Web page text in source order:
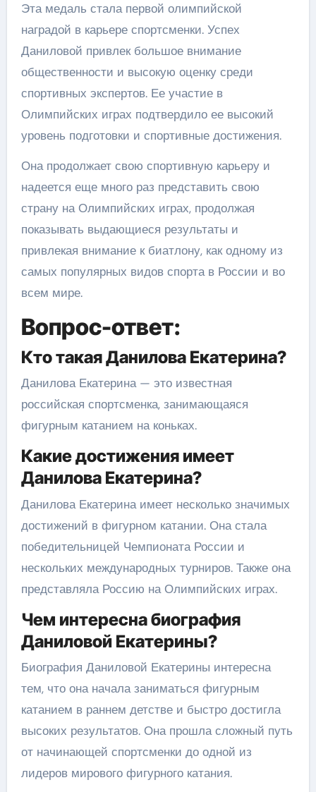
Эта медаль стала первой олимпийской
наградой в карьере спортсменки. Успех
Даниловой привлек большое внимание
общественности и высокую оценку среди
спортивных экспертов. Ее участие в
Олимпийских играх подтвердило ее высокий
уровень подготовки и спортивные достижения.
Она продолжает свою спортивную карьеру и
надеется еще много раз представить свою
страну на Олимпийских играх, продолжая
показывать выдающиеся результаты и
привлекая внимание к биатлону, как одному из
самых популярных видов спорта в России и во
всем мире.
Вопрос-ответ:
Кто такая Данилова Екатерина?
Данилова Екатерина — это известная
российская спортсменка, занимающаяся
фигурным катанием на коньках.
Какие достижения имеет
Данилова Екатерина?
Данилова Екатерина имеет несколько значимых
достижений в фигурном катании. Она стала
победительницей Чемпионата России и
нескольких международных турниров. Также она
представляла Россию на Олимпийских играх.
Чем интересна биография
Даниловой Екатерины?
Биография Даниловой Екатерины интересна
тем, что она начала заниматься фигурным
катанием в раннем детстве и быстро достигла
высоких результатов. Она прошла сложный путь
от начинающей спортсменки до одной из
лидеров мирового фигурного катания.